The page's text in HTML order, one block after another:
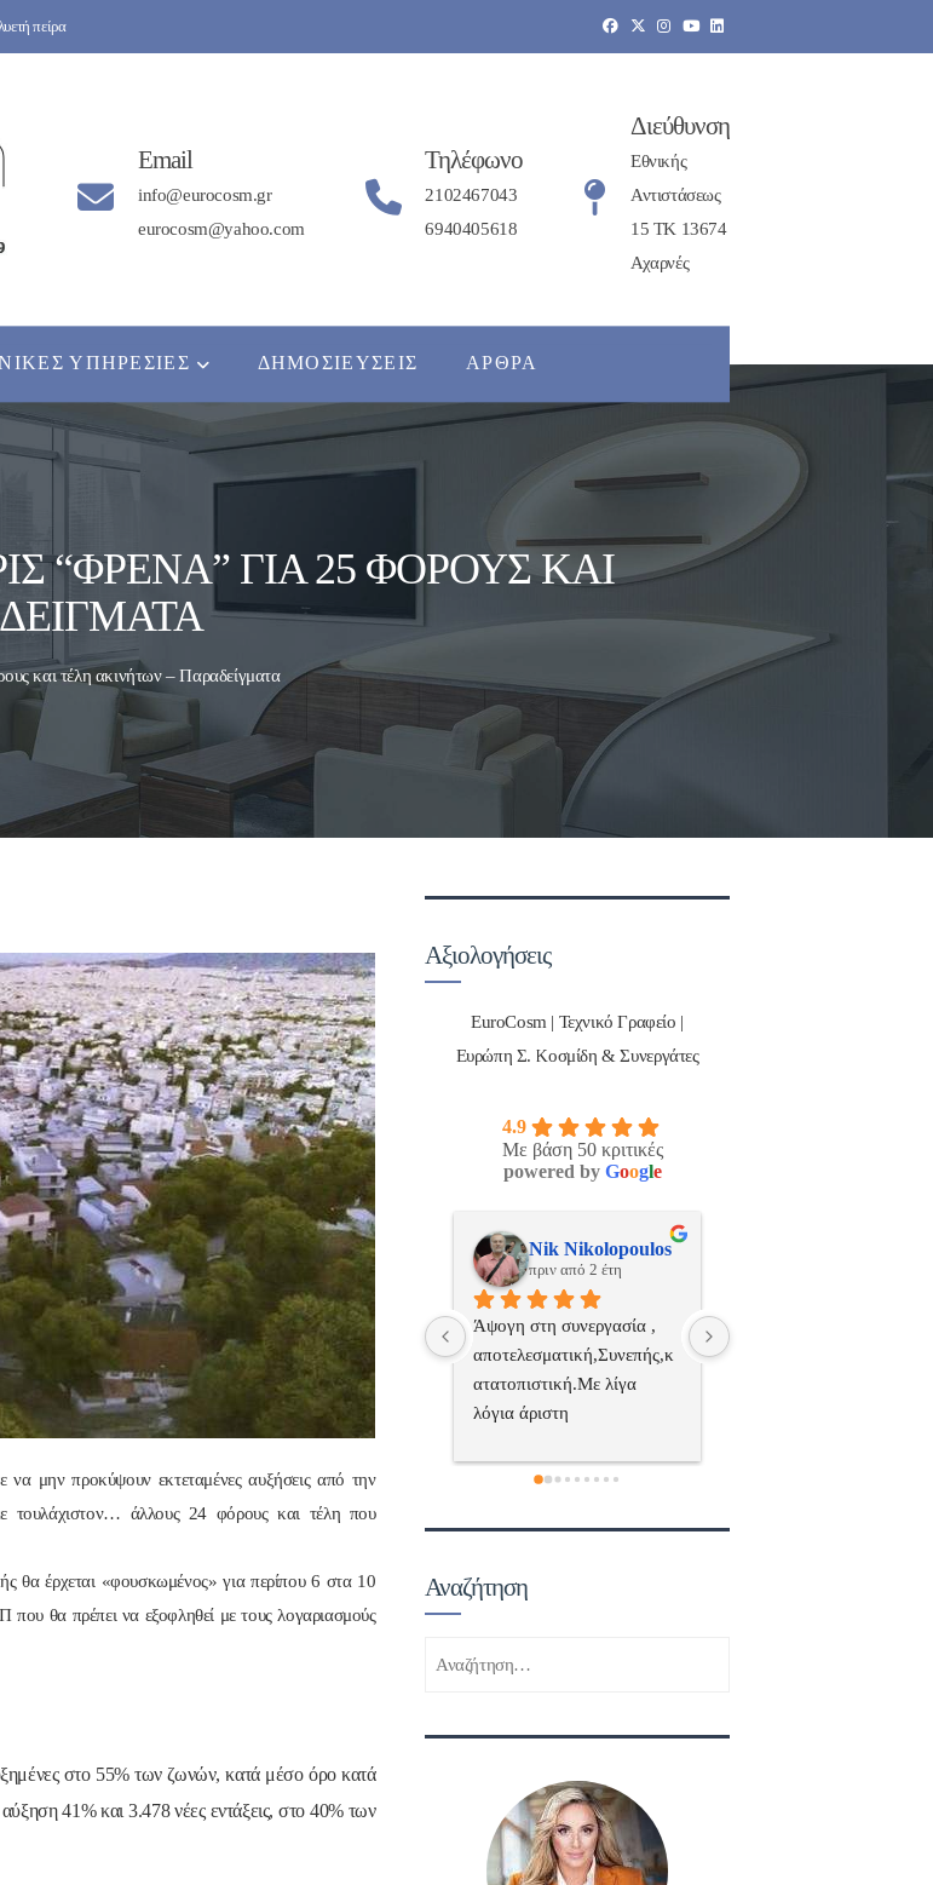
πείρα
Email
info@eurocosm.gr
eurocosm@yahoo.com
Τηλέφωνο
2102467043
6940405618
Διεύθυνση
Εθνικής
Αντιστάσεως
15 ΤΚ 13674
Αχαρνές
ΥΠΗΡΕΣΊΕΣ ΔΗΜΟΣΙΕΎΣΕΙΣ ΆΡΘΡΑ
“ΦΡΈΝΑ” ΓΙΑ 25 ΦΌΡΟΥΣ ΚΑΙ
και τέλη ακινήτων – Παραδείγματα
μην προκύψουν εκτεταμένες αυξήσεις από την
τουλάχιστον… άλλους 24 φόρους και τέλη που
θα έρχεται «φουσκωμένος» για περίπου 6 στα 10
θα πρέπει να εξοφληθεί με τους λογαριασμούς
στο 55% των ζωνών, κατά μέσο όρο κατά
41% και 3.478 νέες εντάξεις, στο 40% των
Αξιολογήσεις
EuroCosm | Τεχνικό Γραφείο |
Ευρώπη Σ. Κοσμίδη & Συνεργάτες
4.9
Με βάση 50 κριτικές
powered by Google
Nik Nikolopoulos
πριν από 2 έτη
Άψογη στη συνεργασία ,
αποτελεσματική,Συνεπής,κ
ατατοπιστική.Με λίγα
λόγια άριστη
Επαγγελματίας ,πάντα με
το χαμόγελο.Την
ΣΥΣΤΗΝΩ ανεπιφύλακτα..
ManosBX
πριν από 2 έτη
Επαγγελματίας  Άψογη
συνεργασία
Αναζήτηση